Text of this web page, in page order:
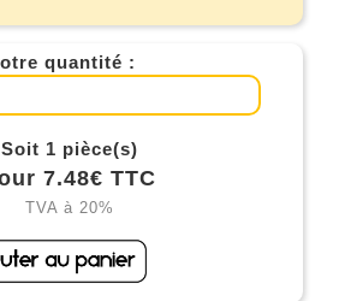
quantité :
Soit 1 pièce(s)
7.48€ TTC
TVA à 20%